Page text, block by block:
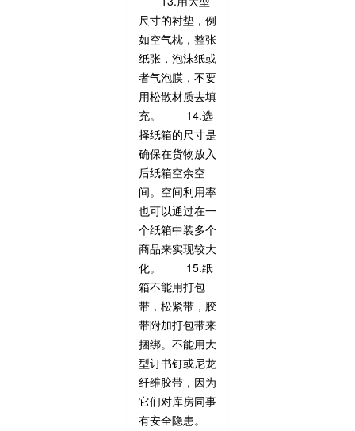
尺寸的衬垫，例
如空气枕，整张
纸张，泡沫纸或
者气泡膜，不要
用松散材质去填
充。 14.选
择纸箱的尺寸是
确保在货物放入
后纸箱空余空
间。空间利用率
也可以通过在一
个纸箱中装多个
商品来实现较大
化。 15.纸
箱不能用打包
带，松紧带，胶
带附加打包带来
捆绑。不能用大
型订书钉或尼龙
纤维胶带，因为
它们对库房同事
有安全隐患。